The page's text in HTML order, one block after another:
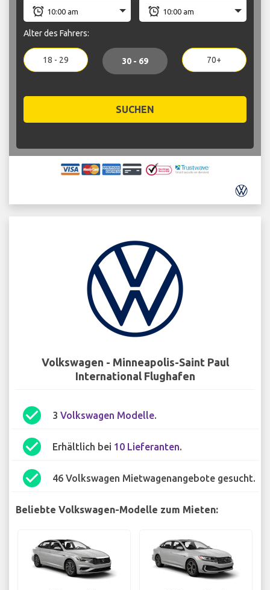
Alter des Fahrers:
18 - 29 30 - 69 70+
SUCHEN
Volkswagen - Minneapolis-Saint Paul
International Flughafen
check_circle 3 Volkswagen Modelle.
check_circle Erhältlich bei 10 Lieferanten.
check_circle 46 Volkswagen Mietwagenangebote gesucht.
Beliebte Volkswagen-Modelle zum Mieten: